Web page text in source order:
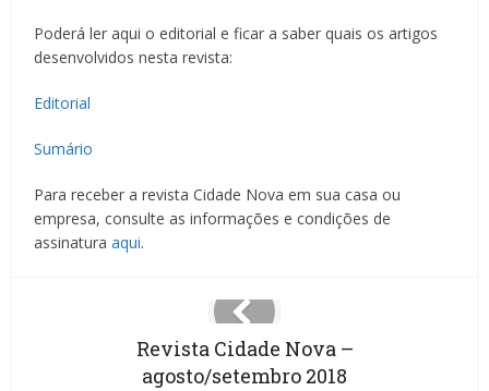
Poderá ler aqui o editorial e ficar a saber quais os artigos
desenvolvidos nesta revista:
Editorial
Sumário
Para receber a revista Cidade Nova em sua casa ou
empresa, consulte as informações e condições de
assinaturaaqui.
Revista Cidade Nova –
agosto/setembro 2018